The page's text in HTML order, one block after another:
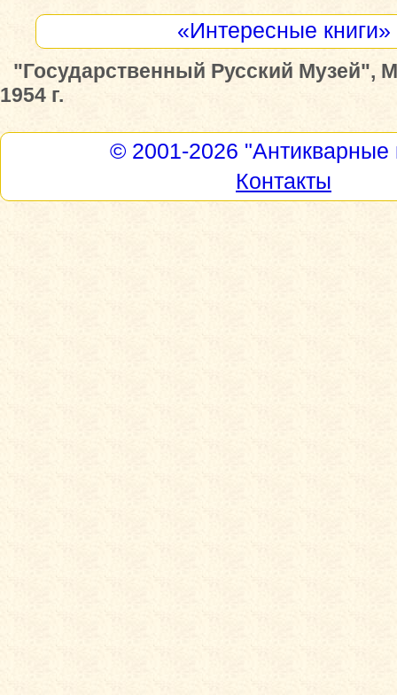
«Интересные книги»
"Государственный Русский Музей",
1954 г.
© 2001-2026 "Антикварные
Контакты